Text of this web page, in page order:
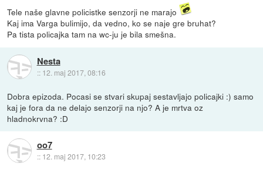
Tele naše glavne policistke senzorji ne marajo
Kaj ima Varga bulimijo, da vedno, ko se naje gre bruhat?
Pa tista policajka tam na wc-ju je bila smešna.
Nesta
:: 12. maj 2017, 08:16
Dobra epizoda. Pocasi se stvari skupaj sestavljajo policajki :) samo
kaj je fora da ne delajo senzorji na njo? A je mrtva oz
hladnokrvna? :D
oo7
:: 12. maj 2017, 10:23